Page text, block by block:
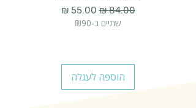
מחיר רגיל‏84.00 ‏₪ מחיר מבצע
שתיים ב-₪90
הוספה לעגלה